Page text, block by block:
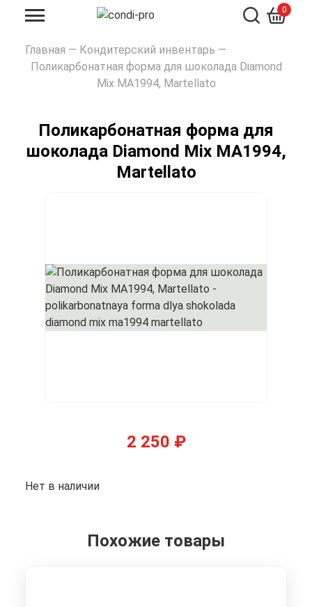
0
Главная — Кондитерский инвентарь —
Поликарбонатная форма для шоколада Diamond
Mix MA1994, Martellato
Поликарбонатная форма для
шоколада Diamond Mix MA1994,
Martellato
2 250 ₽
Нет в наличии
Похожие товары